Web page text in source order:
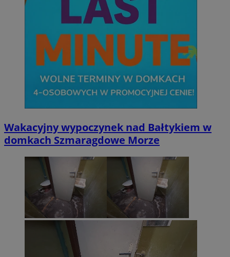
Wakacyjny wypoczynek nad Bałtykiem w
domkach Szmaragdowe Morze